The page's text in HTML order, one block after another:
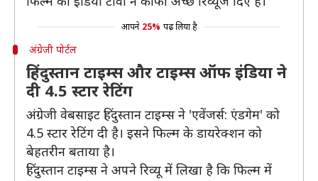
आपने 25% पढ़ लिया है
अंग्रेजी पोर्टल
हिंदुस्तान टाइम्स और टाइम्स ऑफ इंडिया ने
दी 4.5 स्टार रेटिंग
अंग्रेजी वेबसाइट हिंदुस्तान टाइम्स ने 'एवेंजर्स: एंडगेम' को
4.5 स्टार रेटिंग दी है। इसने फिल्म के डायरेक्शन को
बेहतरीन बताया है।
हिंदुस्तान टाइम्स ने अपने रिव्यू में लिखा है कि फिल्म में